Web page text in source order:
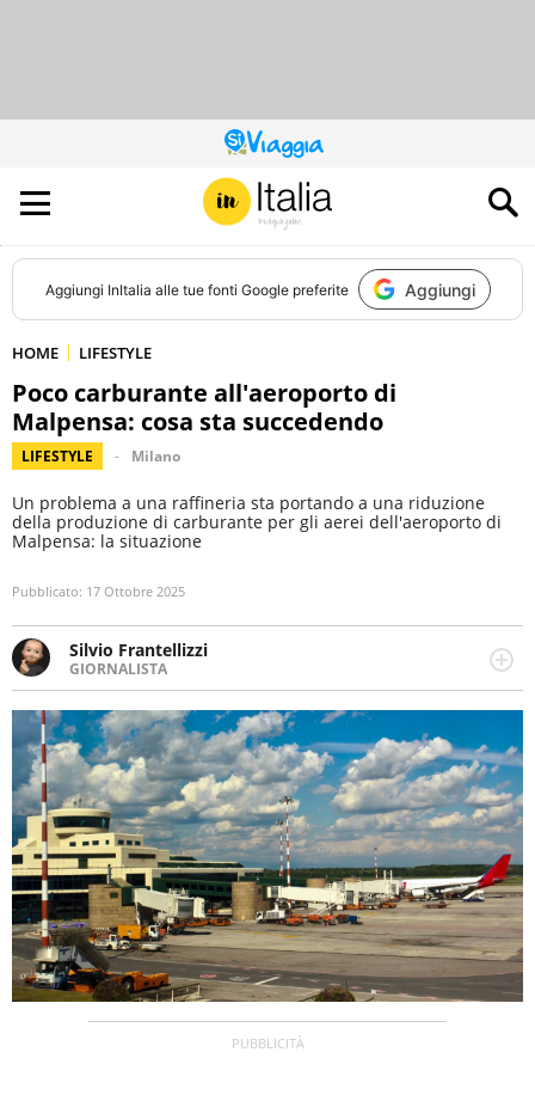
QUESTO
SITO
CONTRIBUISCE
ALL’AUDIENCE
DI
Aggiungi InItalia alle tue fonti Google preferite Aggiungi
HOME LIFESTYLE
Poco carburante all'aeroporto di
Malpensa: cosa sta succedendo
LIFESTYLE Milano
Un problema a una raffineria sta portando a una riduzione
della produzione di carburante per gli aerei dell'aeroporto di
Malpensa: la situazione
Pubblicato: 17 Ottobre 2025
Silvio Frantellizzi
GIORNALISTA
Giornalista pubblicista. Da oltre dieci anni si occupa di
informazione sul web, scrivendo di sport, attualità,
cronaca, motori, spettacolo e videogame.